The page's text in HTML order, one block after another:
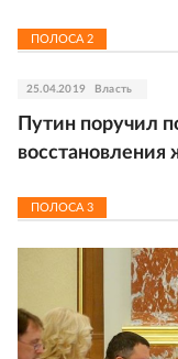
ПОЛОСА2
25.04.2019 Власть
Путин поручил
восстановления
ПОЛОСА3